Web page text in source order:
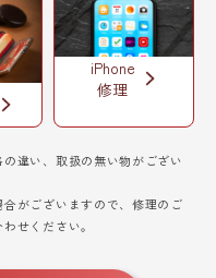
iPhone
修理
違い、取扱の無い物がござい
がございますので、修理のご
せください。